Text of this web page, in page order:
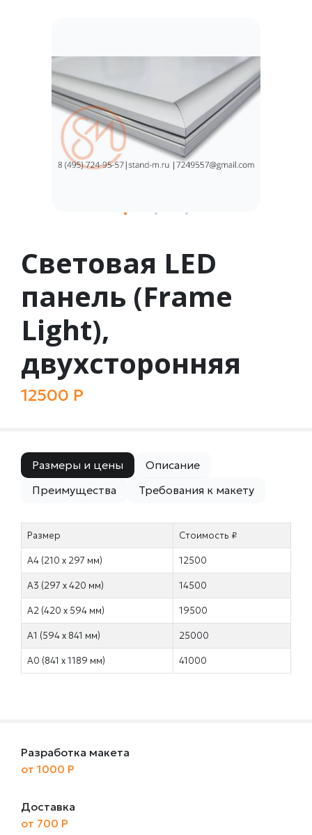
Световая LED
панель (Frame
Light),
двухсторонняя
12500 Р
Размеры и цены
Описание
Преимущества
Требования к макету
Размер Стоимость ₽
А4 (210 х 297 мм) 12500
А3 (297 х 420 мм) 14500
А2 (420 х 594 мм) 19500
А1 (594 х 841 мм) 25000
А0 (841 х 1189 мм) 41000
Разработка макета
от 1000 Р
Доставка
от 700 Р